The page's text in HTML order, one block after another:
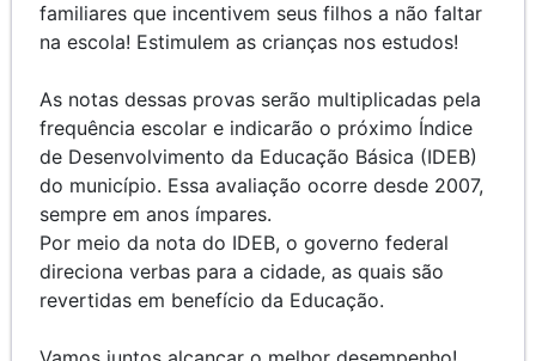
familiares que incentivem seus filhos a não faltar
na escola! Estimulem as crianças nos estudos!
As notas dessas provas serão multiplicadas pela
frequência escolar e indicarão o próximo Índice
de Desenvolvimento da Educação Básica (IDEB)
do município. Essa avaliação ocorre desde 2007,
sempre em anos ímpares.
Por meio da nota do IDEB, o governo federal
direciona verbas para a cidade, as quais são
revertidas em benefício da Educação.